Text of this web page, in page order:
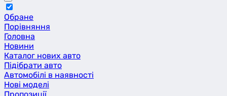
Обране
Порівняння
Головна
Новини
Каталог нових авто
Підібрати авто
Автомобілі в наявності
Нові моделі